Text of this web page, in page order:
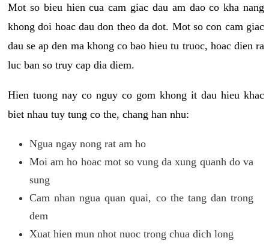
Mot so bieu hien cua cam giac dau am dao co kha nang
khong doi hoac dau don theo da dot. Mot so con cam giac
dau se ap den ma khong co bao hieu tu truoc, hoac dien ra
luc ban so truy cap dia diem.
Hien tuong nay co nguy co gom khong it dau hieu khac
biet nhau tuy tung co the, chang han nhu:
Ngua ngay nong rat am ho
Moi am ho hoac mot so vung da xung quanh do va
sung
Cam nhan ngua quan quai, co the tang dan trong
dem
Xuat hien mun nhot nuoc trong chua dich long